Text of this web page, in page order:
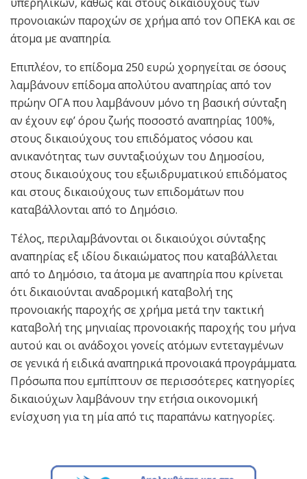
προνοιακών παροχών σε χρήμα από τον ΟΠΕΚΑ και σε
άτομα με αναπηρία.
Επιπλέον, το επίδομα 250 ευρώ χορηγείται σε όσους
λαμβάνουν επίδομα απολύτου αναπηρίας από τον
πρώην ΟΓΑ που λαμβάνουν μόνο τη βασική σύνταξη
αν έχουν εφ’ όρου ζωής ποσοστό αναπηρίας 100%,
στους δικαιούχους του επιδόματος νόσου και
ανικανότητας των συνταξιούχων του Δημοσίου,
στους δικαιούχους του εξωιδρυματικού επιδόματος
και στους δικαιούχους των επιδομάτων που
καταβάλλονται από το Δημόσιο.
Τέλος, περιλαμβάνονται οι δικαιούχοι σύνταξης
αναπηρίας εξ ιδίου δικαιώματος που καταβάλλεται
από το Δημόσιο, τα άτομα με αναπηρία που κρίνεται
ότι δικαιούνται αναδρομική καταβολή της
προνοιακής παροχής σε χρήμα μετά την τακτική
καταβολή της μηνιαίας προνοιακής παροχής του μήνα
αυτού και οι ανάδοχοι γονείς ατόμων εντεταγμένων
σε γενικά ή ειδικά αναπηρικά προνοιακά προγράμματα.
Πρόσωπα που εμπίπτουν σε περισσότερες κατηγορίες
δικαιούχων λαμβάνουν την ετήσια οικονομική
ενίσχυση για τη μία από τις παραπάνω κατηγορίες.